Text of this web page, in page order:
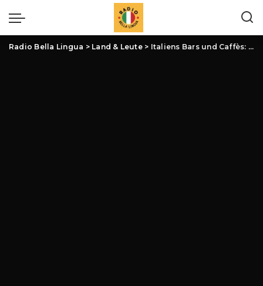
Radio Bella Lingua > Land & Leute> Italiens Bars und Caffès: Mehr als nur Kaffee – Ein Lifestyle-Update